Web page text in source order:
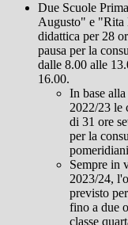
Due Scuole
Augusto" e "Rita
didattica per 28
pausa per la
dalle 8.00 alle
16.00.
In base
2022/23 le
di 31 ore
per la
Sempre in
2023/24,
previsto
fino a due
classe